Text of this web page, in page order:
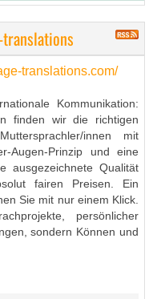
translations.com/
Kommunikation:
finden wir die richtigen
innen mit
Augen-Prinzip und eine
ausgezeichnete Qualität
fairen Preisen. Ein
Sie mit nur einem Klick.
persönlicher
sondern Können und